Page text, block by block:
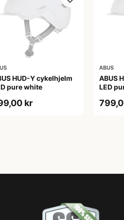
HUD-Y cykelhjelm
pure white
kr
ABUS
ABUS
LED